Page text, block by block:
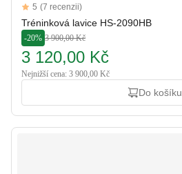
Reviews
5 out of 5 stars
5 (7 recenzii)
Tréninková lavice HS-2090HB
-20% 3 900,00 Kč
3 120,00 Kč
Nejnižší cena: 3 900,00 Kč
Do košíku